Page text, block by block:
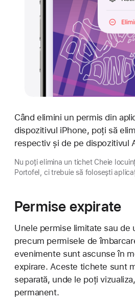
Când elimini un permis din
dispozitivul iPhone, poți să
respectiv și de pe dispozitivul
Nu poți elimina un tichet Cheie
Portofel, ci trebuie să folosești
Permise expirate
Unele permise limitate sau de
precum permisele de
evenimente sunt ascunse în
expirare. Aceste tichete sunt
separată, unde le poți
permanent.